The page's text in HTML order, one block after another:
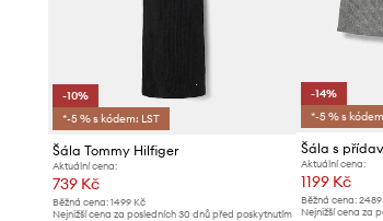
-10%
*-5 % s kódem: LST
Šála Tommy Hilfiger
Aktuální cena:
739 Kč
Běžná cena: 1499 Kč
Nejnižší cena za posledních 30 dnů před poskytnutím
-14%
*-5 % s
Aktuální cena:
1199 Kč
Běžná cena:
Nejnižší cena za